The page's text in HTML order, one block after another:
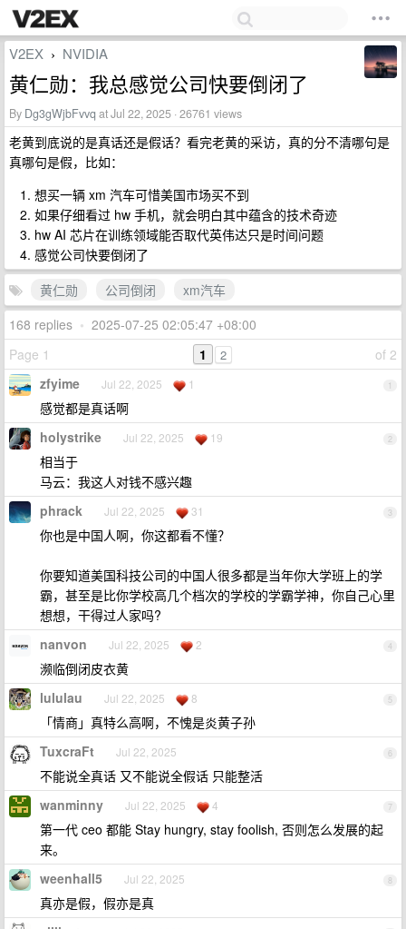
V2EX › NVIDIA
黄仁勋：我总感觉公司快要倒闭了
By Dg3gWjbFvvq at Jul 22, 2025 · 26761 views
老黄到底说的是真话还是假话？看完老黄的采访，真的分不清哪句是
真哪句是假，比如：
想买一辆 xm 汽车可惜美国市场买不到
如果仔细看过 hw 手机，就会明白其中蕴含的技术奇迹
hw AI 芯片在训练领域能否取代英伟达只是时间问题
感觉公司快要倒闭了
黄仁勋
公司倒闭
xm汽车
168 replies • 2025-07-25 02:05:47 +08:00
Page 1
of 2
1 2
1
zfyime Jul 22, 2025 1
感觉都是真话啊
2
holystrike Jul 22, 2025 19
相当于
马云：我这人对钱不感兴趣
3
phrack Jul 22, 2025 31
你也是中国人啊，你这都看不懂？
你要知道美国科技公司的中国人很多都是当年你大学班上的学
霸，甚至是比你学校高几个档次的学校的学霸学神，你自己心里
想想，干得过人家吗?
4
nanvon Jul 22, 2025 2
濒临倒闭皮衣黄
5
lululau Jul 22, 2025 8
「情商」真特么高啊，不愧是炎黄子孙
6
TuxcraFt Jul 22, 2025
不能说全真话 又不能说全假话 只能整活
7
wanminny Jul 22, 2025 4
第一代 ceo 都能 Stay hungry, stay foolish, 否则怎么发展的起
来。
8
weenhall5 Jul 22, 2025
真亦是假，假亦是真